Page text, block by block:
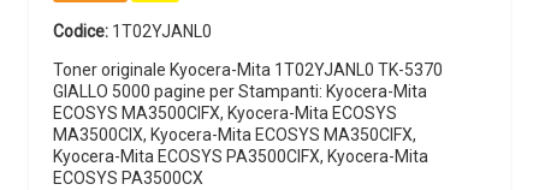
Codice: 1T02YJANL0
Toner originale Kyocera-Mita 1T02YJANL0 TK-5370
GIALLO 5000 pagine per Stampanti: Kyocera-Mita
ECOSYS MA3500CIFX, Kyocera-Mita ECOSYS
MA3500CIX, Kyocera-Mita ECOSYS MA350CIFX,
Kyocera-Mita ECOSYS PA3500CIFX, Kyocera-Mita
ECOSYS PA3500CX